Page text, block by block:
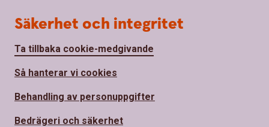
Säkerhet och integritet
Ta tillbaka cookie-medgivande
Så hanterar vi cookies
Behandling av personuppgifter
Bedrägeri och säkerhet